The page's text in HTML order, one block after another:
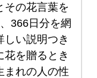
その花言葉を
366日分を網
い説明つき
を贈るとき
まれの人の性